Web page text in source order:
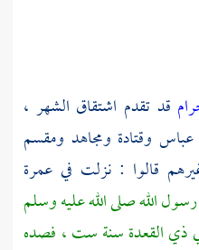
قد تقدم اشتقاق الشهر ،
عباس وقتادة ومجاهد ومقسم
قالوا : نزلت في عمرة
الله صلى الله عليه وسلم
ذي القعدة سنة ست ، فصده